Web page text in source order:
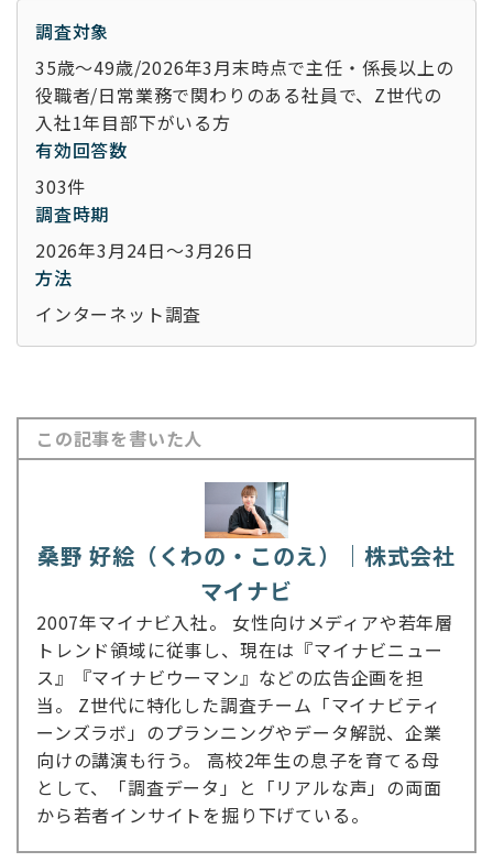
調査対象
35歳～49歳/2026年3月末時点で主任・係長以上の
役職者/日常業務で関わりのある社員で、 Z世代の
入社1年目部下がいる方
有効回答数
303件
調査時期
2026年3月24日～3月26日
方法
インターネット調査
この記事を書いた人
桑野 好絵（くわの・このえ）｜株式会社
マイナビ
2007年マイナビ入社。 女性向けメディアや若年層
トレンド領域に従事し、現在は『マイナビニュー
ス』『マイナビウーマン』などの広告企画を担
当。 Z世代に特化した調査チーム「マイナビティ
ーンズラボ」のプランニングやデータ解説、企業
向けの講演も行う。 高校2年生の息子を育てる母
として、「調査データ」と「リアルな声」の両面
から若者インサイトを掘り下げている。